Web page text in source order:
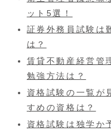
ット5選！
証券外務員試験は
は？
賃貸不動産経営管
勉強方法は？
資格試験の一覧が
すめの資格は？
資格試験は独学か